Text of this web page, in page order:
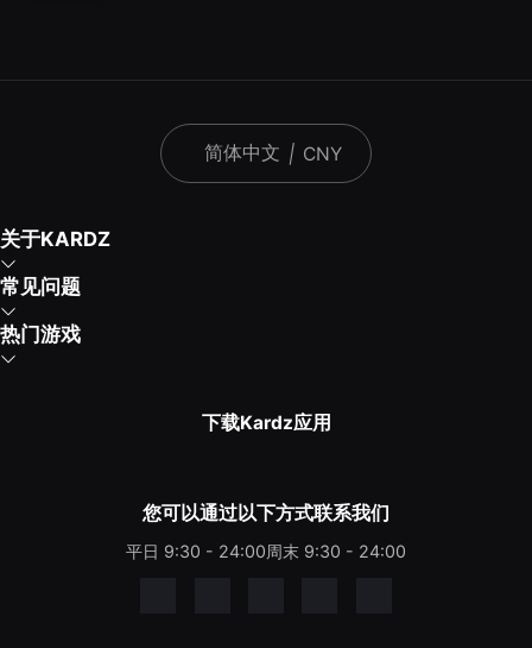
简体中文 | CNY
关于KARDZ
常见问题
热门游戏
下载Kardz应用
您可以通过以下方式联系我们
平日 9:30 - 24:00周末 9:30 - 24:00